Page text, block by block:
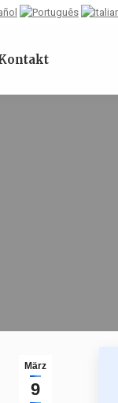
März
9